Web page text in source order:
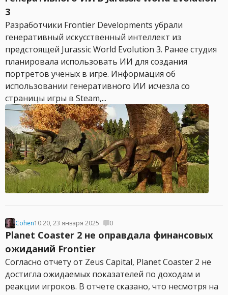
3
Разработчики Frontier Developments убрали
генеративный искусственный интеллект из
предстоящей Jurassic World Evolution 3. Ранее студия
планировала использовать ИИ для создания
портретов ученых в игре. Информация об
использовании генеративного ИИ исчезла со
страницы игры в Steam,...
Cohen10:20, 23 января 2025 0
Planet Coaster 2 не оправдала финансовых
ожиданий Frontier
Согласно отчету от Zeus Capital, Planet Coaster 2 не
достигла ожидаемых показателей по доходам и
реакции игроков. В отчете сказано, что несмотря на